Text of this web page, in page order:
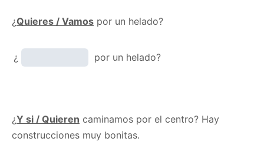
¿Quieres / Vamos por un helado?
¿ por un helado?
¿Y si / Quieren caminamos por el centro? Hay
construcciones muy bonitas.